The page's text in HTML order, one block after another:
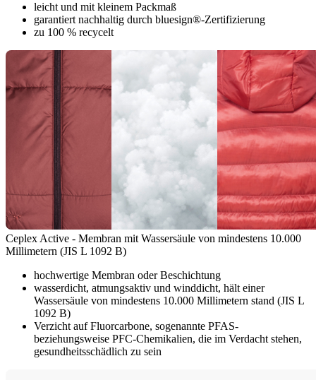
leicht und mit kleinem Packmaß
garantiert nachhaltig durch bluesign®-Zertifizierung
zu 100 % recycelt
Ceplex Active - Membran mit Wassersäule von mindestens 10.000
Millimetern (JIS L 1092 B)
hochwertige Membran oder Beschichtung
wasserdicht, atmungsaktiv und winddicht, hält einer
Wassersäule von mindestens 10.000 Millimetern stand (JIS L
1092 B)
Verzicht auf Fluorcarbone, sogenannte PFAS-
beziehungsweise PFC-Chemikalien, die im Verdacht stehen,
gesundheitsschädlich zu sein